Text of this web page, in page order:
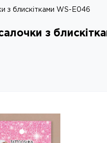
з блискітками WS-E046
з